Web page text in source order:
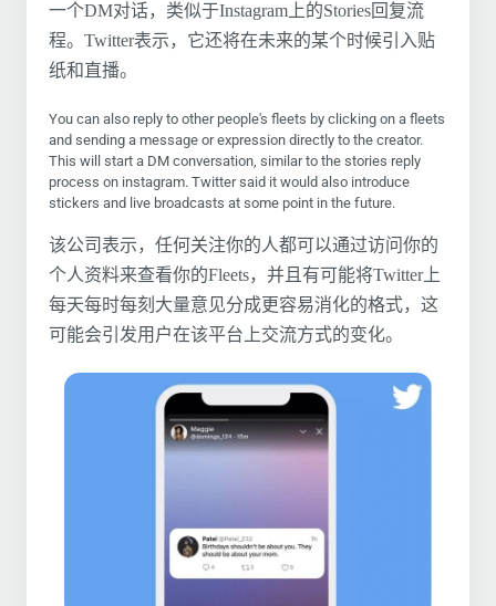
一个DM对话，类似于Instagram上的Stories回复流
程。Twitter表示，它还将在未来的某个时候引入贴
纸和直播。
You can also reply to other people's fleets by clicking on a fleets
and sending a message or expression directly to the creator.
This will start a DM conversation, similar to the stories reply
process on instagram. Twitter said it would also introduce
stickers and live broadcasts at some point in the future.
该公司表示，任何关注你的人都可以通过访问你的
个人资料来查看你的Fleets，并且有可能将Twitter上
每天每时每刻大量意见分成更容易消化的格式，这
可能会引发用户在该平台上交流方式的变化。